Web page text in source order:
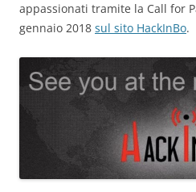
appassionati tramite la Call for
gennaio 2018 sul sito HackInBo.